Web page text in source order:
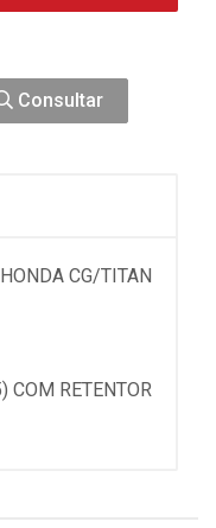
Consultar
CG/TITAN
RETENTOR